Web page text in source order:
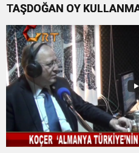
TAŞDOĞAN OY
GÖREVİDİR